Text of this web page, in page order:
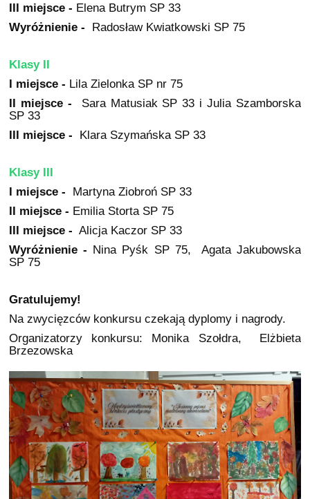
III miejsce - Elena Butrym SP 33
Wyróżnienie - Radosław Kwiatkowski SP 75
Klasy II
I miejsce - Lila Zielonka SP nr 75
II miejsce -
Sara Matusiak SP 33 i Julia Szamborska
SP 33
III miejsce - Klara Szymańska SP 33
Klasy III
I miejsce - Martyna Ziobroń SP 33
II miejsce - Emilia Storta SP 75
III miejsce - Alicja Kaczor SP 33
Wyróżnienie - Nina Pyśk SP 75, Agata Jakubowska
SP 75
Gratulujemy!
Na zwycięzców konkursu czekają dyplomy i nagrody.
Organizatorzy konkursu: Monika Szołdra, Elżbieta
Brzezowska